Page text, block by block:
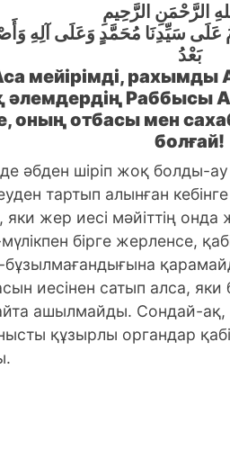
الرَّحْمَنِ الرَّحِيمِ
عَلَى سَيِّدِنَا مُحَمَّدٍ وَعَلَى آلِهِ
بَعْدُ
мейірімді,
Раббысы
оның отбасы мен
болғай!
әбден шiрiп жоқ болды-
тартып алынған
жер иесi мәйіттің онда
бiрге жерленсе,
бұзылмағандығына
иесінен сатып алса,
ашылмайды. Сондай-ақ,
құзырлы органдар